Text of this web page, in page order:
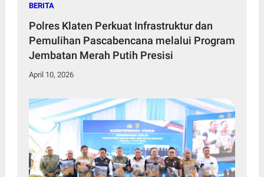
BERITA
Polres Klaten Perkuat Infrastruktur dan
Pemulihan Pascabencana melalui Program
Jembatan Merah Putih Presisi
April 10, 2026